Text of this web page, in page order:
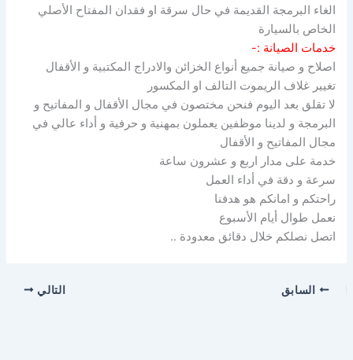
الغاء البرمجة القديمة في حال سرقة او فقدان المفتاح الأصلي
الخاص بالسيارة
خدمات الصيانة :-
اصلاح و صيانة جميع أنواع الخزائن والادراج المكتبية و الأقفال
تغيير غلاف الريموت التالف او المكسور
لا تقلق بعد اليوم فنحن مختصون في مجال الأقفال و المفاتيح و
البرمجة و لدينا موظفين يعملون بمهنية و حرفية و أداء عالي في
مجال المفاتيح و الأقفال
خدمة على مدار اربع و عشرون ساعة
سرعة و دقة في أداء العمل
راحتكم و امانكم هو هدفنا
نعمل طوال أيام الأسبوع
اتصل نصلكم خلال دقائق معدودة ..
السابق التالي